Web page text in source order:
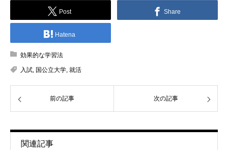
Post Share
Hatena
効果的な学習法
入試, 国公立大学, 就活
前の記事 次の記事
関連記事